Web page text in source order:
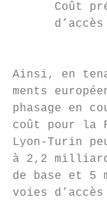
Coût
Ainsi, en
ments
phasage en
coût pour la
Lyon-Turin
à 2,2
de base et 5
voies